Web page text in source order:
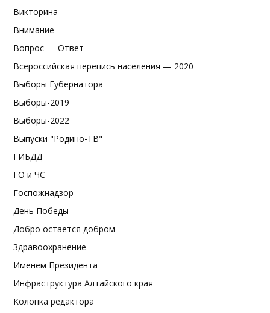
Викторина
Внимание
Вопрос — Ответ
Всероссийская перепись населения — 2020
Выборы Губернатора
Выборы-2019
Выборы-2022
Выпуски "Родино-ТВ"
ГИБДД
ГО и ЧС
Госпожнадзор
День Победы
Добро остается добром
Здравоохранение
Именем Президента
Инфраструктура Алтайского края
Колонка редактора